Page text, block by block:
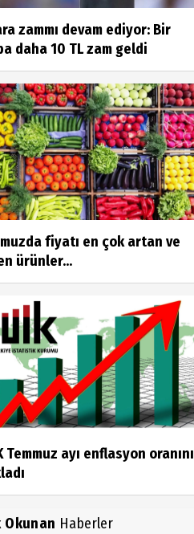
zammı devam ediyor: Bir
daha 10 TL zam geldi
fiyatı en çok artan ve
ürünler...
Temmuz ayı enflasyon oranını
Okunan Haberler